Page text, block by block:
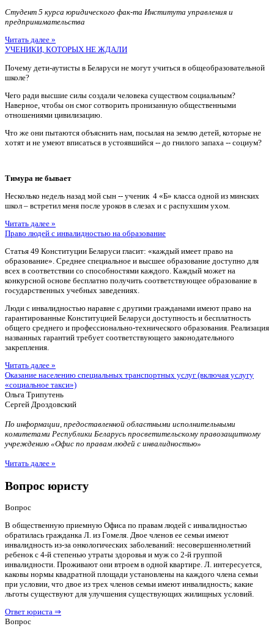
Студент 5 курса юридического фак-та Института управления и
предпринимательства
Читать далее »
УЧЕНИКИ, КОТОРЫХ НЕ ЖДАЛИ
Почему дети-аутисты в Беларуси не могут учиться в общеобразовательной
школе?
Чего ради высшие силы создали человека существом социальным?
Наверное, чтобы он смог сотворить пронизанную общественными
отношениями цивилизацию.
Что же они пытаются объяснить нам, посылая на землю детей, которые не
хотят и не умеют вписаться в устоявшийся -- до гнилого запаха -- социум?
Тимура не бывает
Несколько недель назад мой сын -- ученик 4 «Б» класса одной из минских
школ – встретил меня после уроков в слезах и с распухшим ухом.
Читать далее »
Право людей с инвалидностью на образование
Статья 49 Конституции Беларуси гласит: «каждый имеет право на
образование». Среднее специальное и высшее образование доступно для
всех в соответствии со способностями каждого. Каждый может на
конкурсной основе бесплатно получить соответствующее образование в
государственных учебных заведениях.
Люди с инвалидностью наравне с другими гражданами имеют право на
гарантированные Конституцией Беларуси доступность и бесплатность
общего среднего и профессионально-технического образования. Реализация
названных гарантий требует соответствующего законодательного
закрепления.
Читать далее »
Оказание населению специальных транспортных услуг (включая услугу
«социальное такси»)
Ольга Трипутень
Сергей Дроздовский
По информации, предоставленной областными исполнительными
комитетами Республики Беларусь просветительскому правозащитному
учреждению «Офис по правам людей с инвалидностью»
Читать далее »
Вопрос юристу
Вопрос
В общественную приемную Офиса по правам людей с инвалидностью
обратилась гражданка Л. из Гомеля. Двое членов ее семьи имеют
инвалидность из-за онкологических заболеваний: несовершеннолетний
ребенок с 4-й степенью утраты здоровья и муж со 2-й группой
инвалидности. Проживают они втроем в одной квартире. Л. интересуется,
каковы нормы квадратной площади установлены на каждого члена семьи
при условии, что двое из трех членов семьи имеют инвалидность; какие
льготы существуют для улучшения существующих жилищных условий.
Ответ юриста ⇒
Вопрос